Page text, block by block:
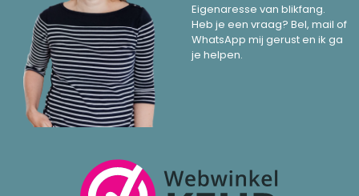
Eigenaresse van blikfang.
Heb je een vraag? Bel, mail of
WhatsApp mij gerust en ik ga
je helpen.